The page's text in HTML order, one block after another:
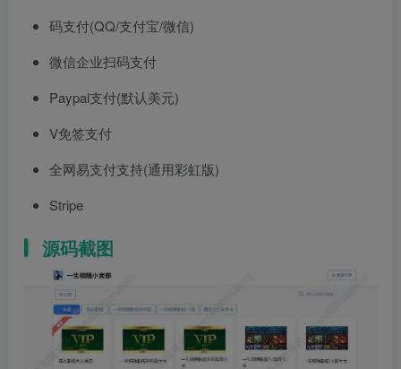
码支付(QQ/支付宝/微信)
微信企业扫码支付
Paypal支付(默认美元)
V免签支付
全网易支付支持(通用彩虹版)
Stripe
源码截图